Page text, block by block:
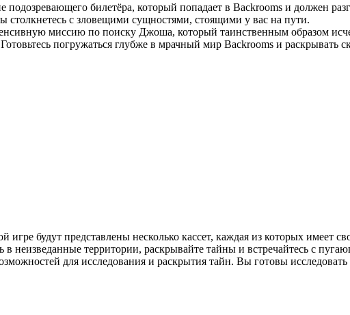
билетёра, который попадает в Backrooms и должен
столкнетесь с зловещими сущностями, стоящими у вас на пути.
миссию по поиску Джоша, который таинственным образом
погружаться глубже в мрачный мир Backrooms и раскрывать
игре будут представлены несколько кассет, каждая из которых
неизведанные территории, раскрывайте тайны и встречайтесь с
для исследования и раскрытия тайн. Вы готовы